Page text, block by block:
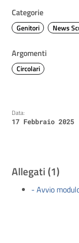
Categorie
Genitori News
Argomenti
Circolari
Data:
17 Febbraio 2025
Allegati (1)
- Avvio